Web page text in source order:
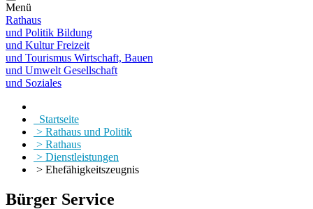
Menü
Rathaus
und Politik Bildung
und KulturFreizeit
und Tourismus Wirtschaft, Bauen
und Umwelt Gesellschaft
und Soziales
Startseite
> Rathaus und Politik
> Rathaus
> Dienstleistungen
> Ehefähigkeitszeugnis
Bürger Service